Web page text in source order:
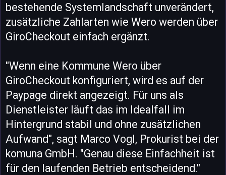
bestehende Systemlandschaft unverändert,
zusätzliche Zahlarten wie Wero werden über
GiroCheckout einfach ergänzt.
"Wenn eine Kommune Wero über
GiroCheckout konfiguriert, wird es auf der
Paypage direkt angezeigt. Für uns als
Dienstleister läuft das im Idealfall im
Hintergrund stabil und ohne zusätzlichen
Aufwand", sagt Marco Vogl, Prokurist bei der
komuna GmbH. "Genau diese Einfachheit ist
für den laufenden Betrieb entscheidend."